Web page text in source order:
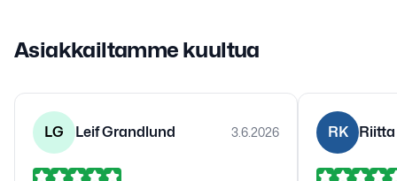
Asiakkailtamme kuultua
LG Leif Grandlund 3.6.2026 RK